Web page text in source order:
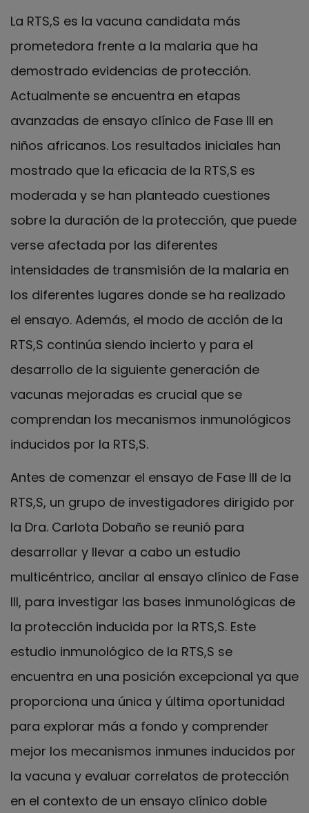
La RTS,S es la vacuna candidata más
prometedora frente a la malaria que ha
demostrado evidencias de protección.
Actualmente se encuentra en etapas
avanzadas de ensayo clínico de Fase III en
niños africanos. Los resultados iniciales han
mostrado que la eficacia de la RTS,S es
moderada y se han planteado cuestiones
sobre la duración de la protección, que puede
verse afectada por las diferentes
intensidades de transmisión de la malaria en
los diferentes lugares donde se ha realizado
el ensayo. Además, el modo de acción de la
RTS,S continúa siendo incierto y para el
desarrollo de la siguiente generación de
vacunas mejoradas es crucial que se
comprendan los mecanismos inmunológicos
inducidos por la RTS,S.
Antes de comenzar el ensayo de Fase III de la
RTS,S, un grupo de investigadores dirigido por
la Dra. Carlota Dobaño se reunió para
desarrollar y llevar a cabo un estudio
multicéntrico, ancilar al ensayo clínico de Fase
III, para investigar las bases inmunológicas de
la protección inducida por la RTS,S. Este
estudio inmunológico de la RTS,S se
encuentra en una posición excepcional ya que
proporciona una única y última oportunidad
para explorar más a fondo y comprender
mejor los mecanismos inmunes inducidos por
la vacuna y evaluar correlatos de protección
en el contexto de un ensayo clínico doble